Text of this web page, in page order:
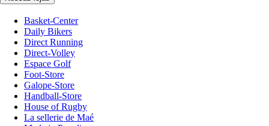
Basket-Center
Daily Bikers
Direct Running
Direct-Volley
Espace Golf
Foot-Store
Galope-Store
Handball-Store
House of Rugby
La sellerie de Maé